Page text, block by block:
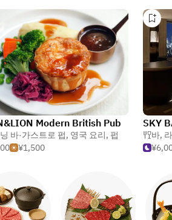
ルチャーを感じられる酒場が
Modern British Pub
바·가스트로 펍, 영국 요리, 펍
¥1,500
바,